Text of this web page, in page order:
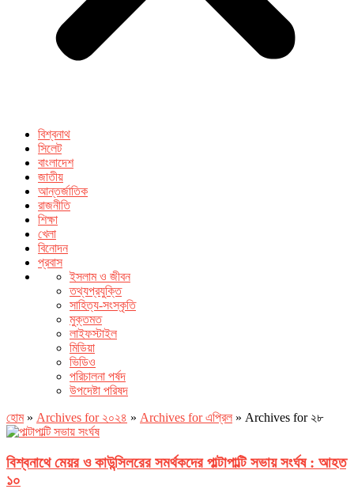
বিশ্বনাথ
সিলেট
বাংলাদেশ
জাতীয়
আন্তর্জাতিক
রাজনীতি
শিক্ষা
খেলা
বিনোদন
প্রবাস
ইসলাম ও জীবন
তথ্যপ্রযুক্তি
সাহিত্য-সংস্কৃতি
মুক্তমত
লাইফস্টাইল
মিডিয়া
ভিডিও
পরিচালনা পর্ষদ
উপদেষ্টা পরিষদ
হোম» Archives for ২০২৪ » Archives for এপ্রিল » Archives for ২৮
বিশ্বনাথে মেয়র ও কাউন্সিলরের সমর্থকদের পাল্টাপাল্টি সভায় সংর্ঘষ : আহত
১০